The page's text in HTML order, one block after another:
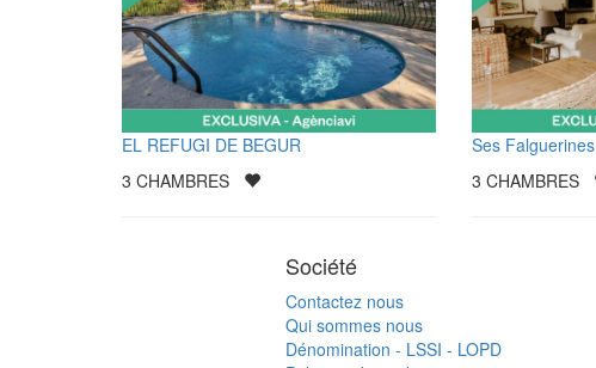
EL REFUGI DE BEGUR
3 CHAMBRES
Ses Falguerines
3 CHAMBRES
Société
Contactez nous
Qui sommes nous
Dénomination - LSSI - LOPD